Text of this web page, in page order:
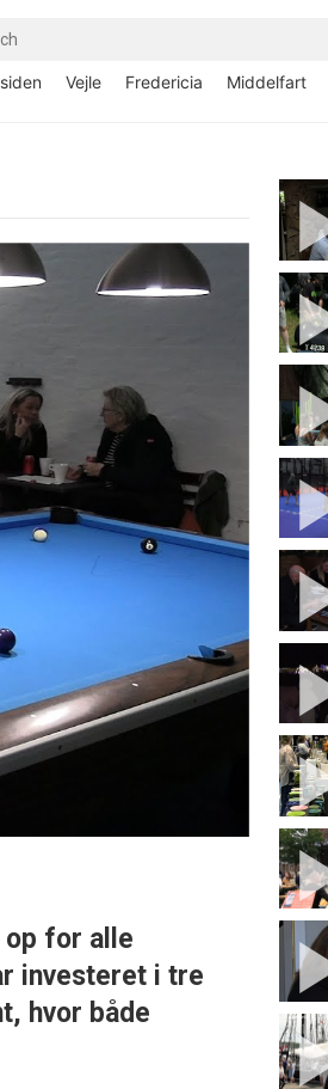
Vejle Fredericia Middelfart
op for alle
investeret i tre
hvor både